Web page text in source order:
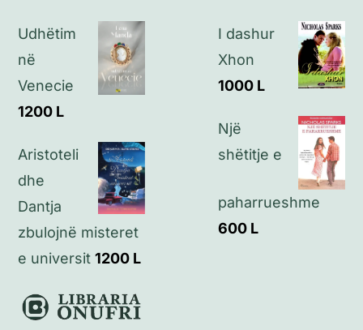
Udhëtim
në
Venecie
1200 L
Aristoteli
dhe
Dantja
zbulojnë misteret
e universit 1200 L
I dashur
Xhon
1000 L
Një
shëtitje e
paharrueshme
600 L